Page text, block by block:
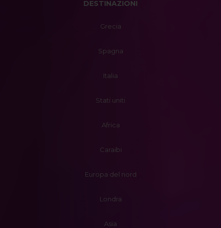
DESTINAZIONI
Grecia
Spagna
Italia
Stati uniti
Africa
Caraibi
Europa del nord
Londra
Asia